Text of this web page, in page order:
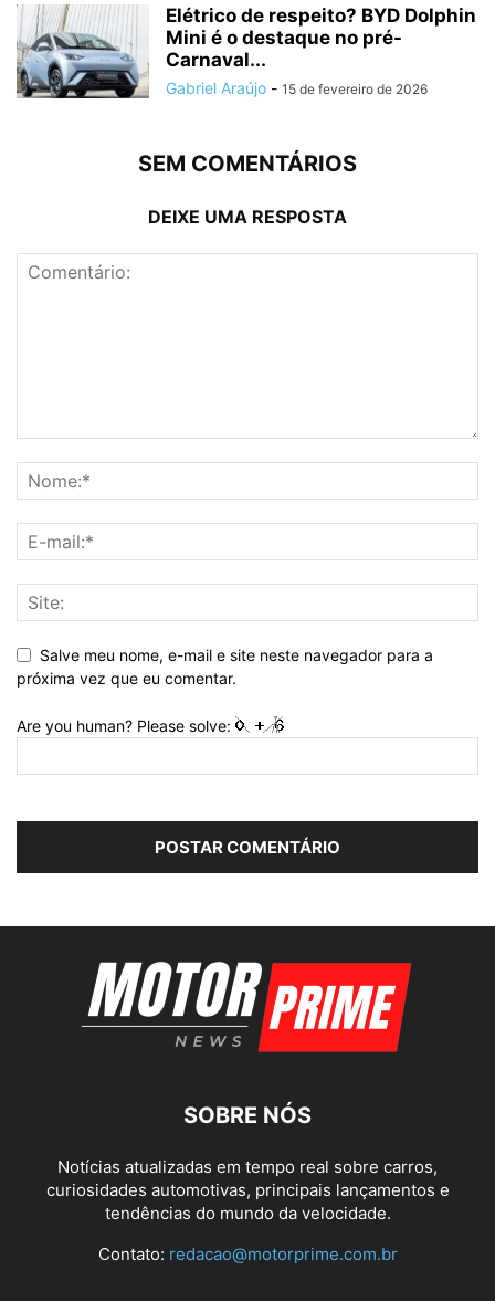
Elétrico de respeito? BYD Dolphin
Mini é o destaque no pré-
Carnaval...
Gabriel Araújo - 15 de fevereiro de 2026
SEM COMENTÁRIOS
DEIXE UMA RESPOSTA
Salve meu nome, e-mail e site neste navegador para a
próxima vez que eu comentar.
Are you human? Please solve:
SOBRE NÓS
Notícias atualizadas em tempo real sobre carros,
curiosidades automotivas, principais lançamentos e
tendências do mundo da velocidade.
Contato: redacao@motorprime.com.br